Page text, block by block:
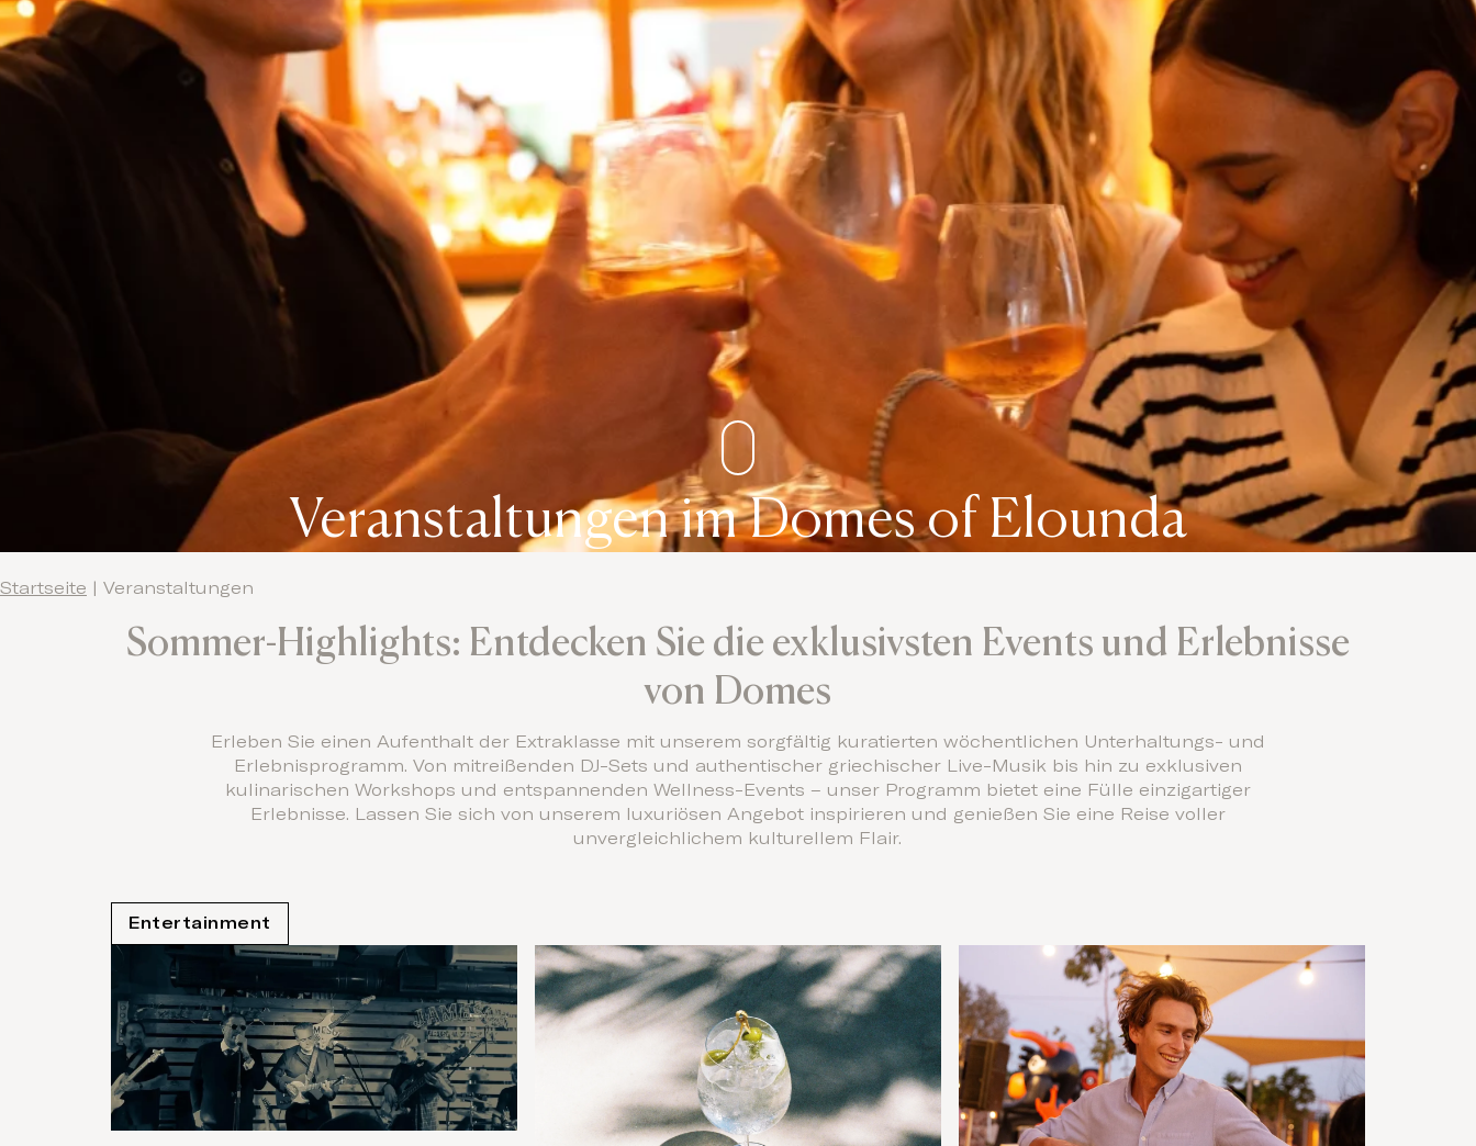
Contact
Veranstaltungen im Domes of Elounda
Startseite Veranstaltungen
Sommer-Highlights: Entdecken Sie die exklusivsten Events und Erlebnisse
von Domes
Erleben Sie einen Aufenthalt der Extraklasse mit unserem sorgfältig kuratierten wöchentlichen Unterhaltungs- und
Erlebnisprogramm. Von mitreißenden DJ-Sets und authentischer griechischer Live-Musik bis hin zu exklusiven
kulinarischen Workshops und entspannenden Wellness-Events – unser Programm bietet eine Fülle einzigartiger
Erlebnisse. Lassen Sie sich von unserem luxuriösen Angebot inspirieren und genießen Sie eine Reise voller
unvergleichlichem kulturellem Flair.
Entertainment